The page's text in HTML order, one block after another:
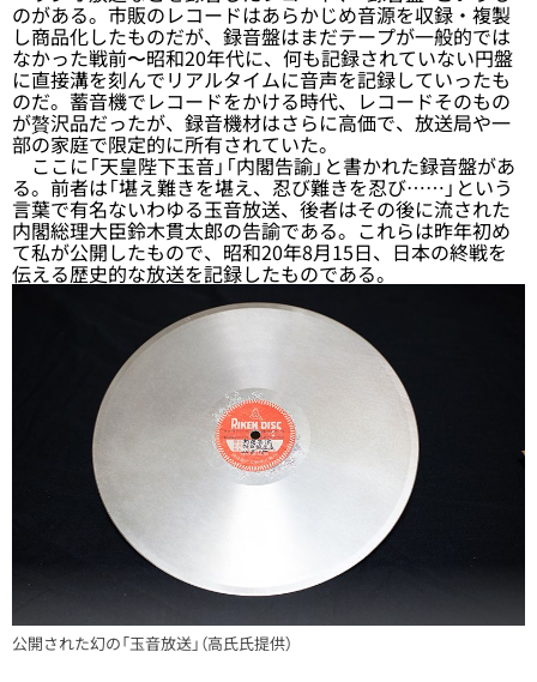
のがある。市販のレコードはあらかじめ音源を収録・複製
し商品化したものだが、録音盤はまだテープが一般的では
なかった戦前〜昭和20年代に、何も記録されていない円盤
に直接溝を刻んでリアルタイムに音声を記録していったも
のだ。蓄音機でレコードをかける時代、レコードそのもの
が贅沢品だったが、録音機材はさらに高価で、放送局や一
部の家庭で限定的に所有されていた。
ここに「天皇陛下玉音」「内閣告諭」と書かれた録音盤があ
る。前者は「堪え難きを堪え、忍び難きを忍び……」という
言葉で有名ないわゆる玉音放送、後者はその後に流された
内閣総理大臣鈴木貫太郎の告諭である。これらは昨年初め
て私が公開したもので、昭和20年8月15日、日本の終戦を
伝える歴史的な放送を記録したものである。
公開された幻の「玉音放送」（高氏氏提供）